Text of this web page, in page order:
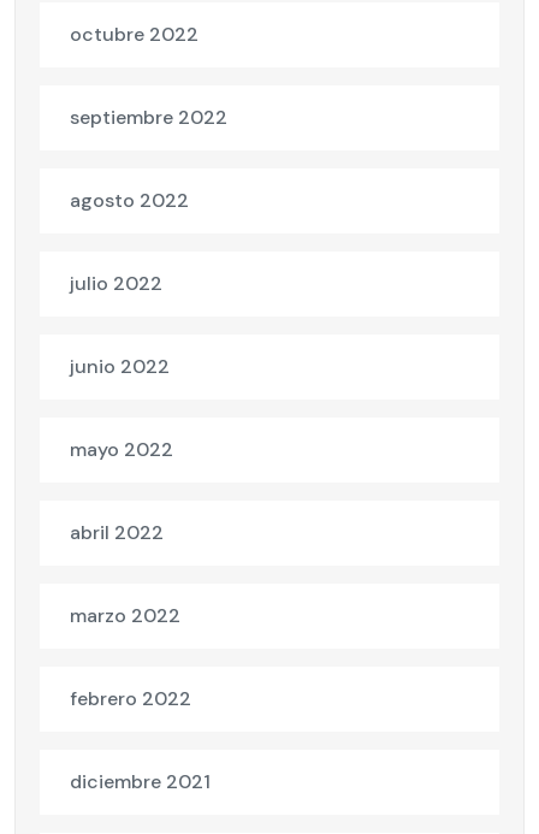
octubre 2022
septiembre 2022
agosto 2022
julio 2022
junio 2022
mayo 2022
abril 2022
marzo 2022
febrero 2022
diciembre 2021